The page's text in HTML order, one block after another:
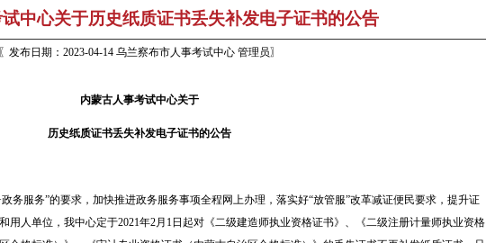
中心关于历史纸质证书丢失补发电子证书的公告
〖发布日期：2023-04-14 乌兰察布市人事考试中心 管理员〗
内蒙古人事考试中心关于
历史纸质证书丢失补发电子证书的公告
务服务”的要求，加快推进政务服务事项全程网上办理，落实好“放管服”改革减证便民要求，提升证
用人单位，我中心定于2021年2月1日起对《二级建造师执业资格证书》、《二级注册计量师执业资格